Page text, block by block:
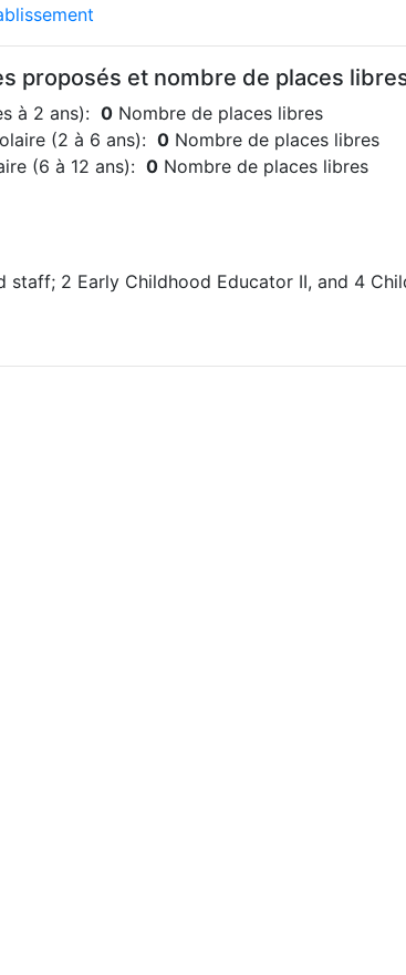
proposés et nombre de places
à 2 ans): 0 Nombre de places libres
(2 à 6 ans): 0 Nombre de places libres
(6 à 12 ans): 0 Nombre de places libres
staff; 2 Early Childhood Educator II, and 4